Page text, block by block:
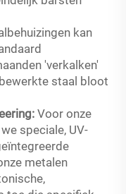
kan
'verkalken'
staal bloot
Voor onze
speciale, UV-
metalen